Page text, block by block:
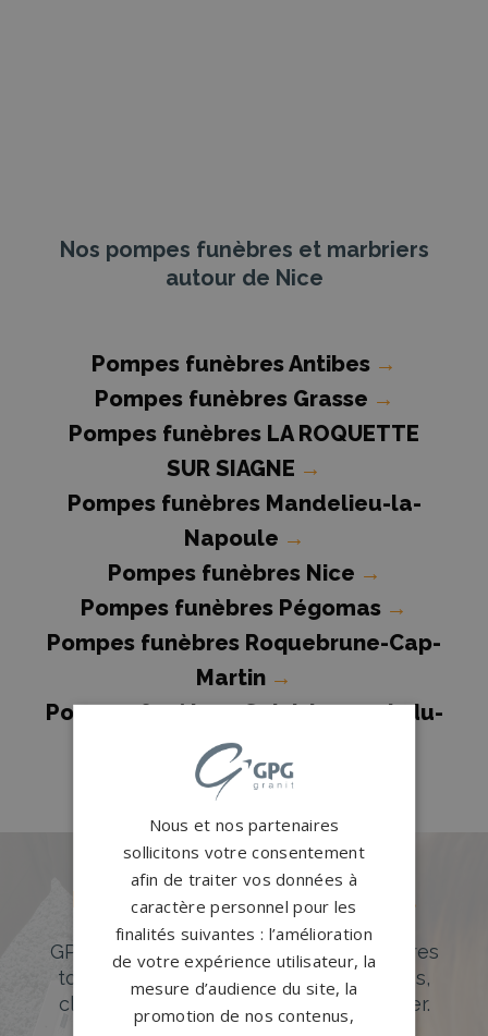
Nos pompes funèbres et marbriers
autour de Nice
Pompes funèbres Antibes →
Pompes funèbres Grasse →
Pompes funèbres LA ROQUETTE
SUR SIAGNE →
Pompes funèbres Mandelieu-la-
Napoule →
Pompes funèbres Nice →
Pompes funèbres Pégomas →
Pompes funèbres Roquebrune-Cap-
Martin →
Pompes funèbres Saint-Laurent-du-
Var
Des pierres tombales uniques et
originales
GPG Granit offre un large choix de pierres
tombales en granit de styles modernes,
classiques ou originales à personnaliser.
Nous et nos partenaires
sollicitons votre consentement
afin de traiter vos données à
caractère personnel pour les
finalités suivantes : l’amélioration
de votre expérience utilisateur, la
mesure d’audience du site, la
promotion de nos contenus,